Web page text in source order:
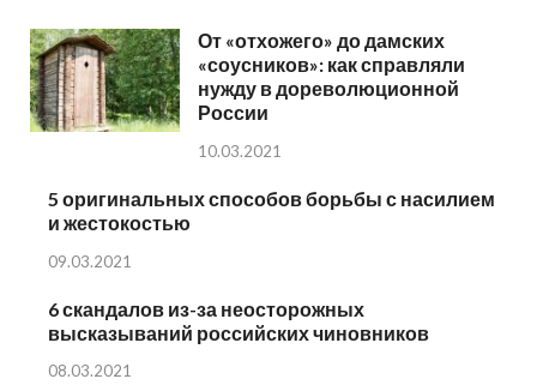
От «отхожего» до дамских
«соусников»: как справляли
нужду в дореволюционной
России
10.03.2021
5 оригинальных способов борьбы с насилием
и жестокостью
09.03.2021
6 скандалов из-за неосторожных
высказываний российских чиновников
08.03.2021